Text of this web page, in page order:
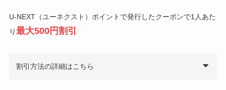
U-NEXT（ユーネクスト）ポイントで発行したクーポンで1人あた
り最大500円割引
割引方法の詳細はこちら